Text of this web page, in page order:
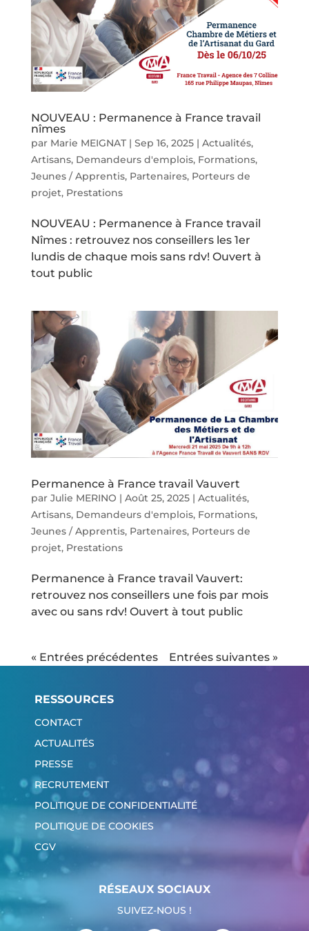
NOUVEAU : Permanence à France travail
nîmes
par Marie MEIGNAT| Sep 16, 2025| Actualités,
Artisans, Demandeurs d'emplois, Formations,
Jeunes / Apprentis, Partenaires, Porteurs de
projet, Prestations
NOUVEAU : Permanence à France travail
Nîmes : retrouvez nos conseillers les 1er
lundis de chaque mois sans rdv! Ouvert à
tout public
Permanence à France travail Vauvert
par Julie MERINO | Août 25, 2025| Actualités,
Artisans, Demandeurs d'emplois, Formations,
Jeunes / Apprentis, Partenaires, Porteurs de
projet, Prestations
Permanence à France travail Vauvert:
retrouvez nos conseillers une fois par mois
avec ou sans rdv! Ouvert à tout public
« Entrées précédentes Entrées suivantes »
RESSOURCES
CONTACT
ACTUALITÉS
PRESSE
RECRUTEMENT
POLITIQUE DE CONFIDENTIALITÉ
POLITIQUE DE COOKIES
CGV
RÉSEAUX SOCIAUX
SUIVEZ-NOUS !